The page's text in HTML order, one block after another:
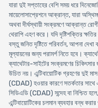
যারা দুই সপ্তাহের বেশি সময় ধরে
মায়েলোসাপ্রেশনে আক্রান্ত, যারা
অথবা দীর্ঘস্থায়ী সংক্রমণে আক্রান্ত
থেরাপি এহণ করে। যদি দৃষ্টিশক্তির ক্ষতির
বস্তু জনিত দৃষ্টিতে পরিবর্তন, আপনা দেখা
মূল্যায়নের জন্য পরামর্শ নিতে হবে।
ক্যাথেটার-সাইটের সংক্রমণের
উচিত নয়। এন্টিবায়োটিক গ্রহণের দুই
(CDAD) হওয়ার কারণে সতর্কতার সাথে
সিডিএডি (CDAD) সন্দেহ বা নিশ্চিত
এন্টিবায়োটিকের চলমান ব্যবহার বন্ধ